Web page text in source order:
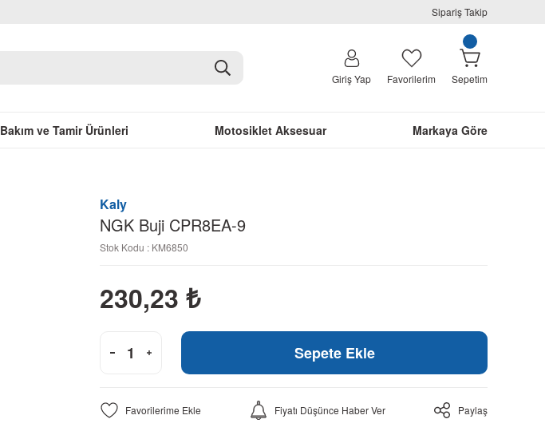
Sipariş Takip
Giriş Yap Favorilerim Sepetim
Bakım ve Tamir Ürünleri Motosiklet Aksesuar Markaya Göre
Kaly
NGK Buji CPR8EA-9
Stok Kodu : KM6850
230,23 ₺
Sepete Ekle
Fiyatı Düşünce Haber Ver Paylaş